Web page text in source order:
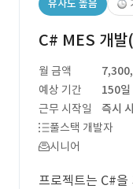
유사도 높음
C# MES 개발
월 금액
예상 기간
150일
근무 시작일
즉시
풀스택 개발자
시니어
프로젝트는 C#